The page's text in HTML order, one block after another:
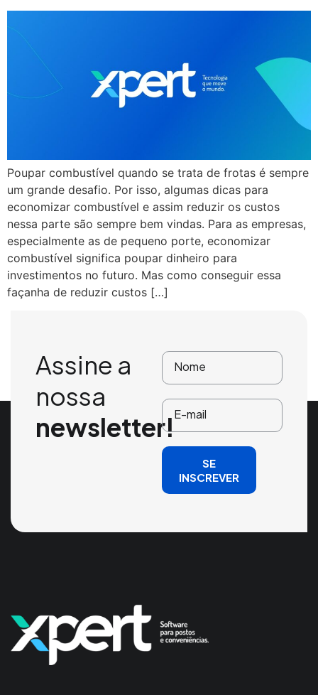
Poupar combustível quando se trata de frotas é sempre
um grande desafio. Por isso, algumas dicas para
economizar combustível e assim reduzir os custos
nessa parte são sempre bem vindas. Para as empresas,
especialmente as de pequeno porte, economizar
combustível significa poupar dinheiro para
investimentos no futuro. Mas como conseguir essa
façanha de reduzir custos […]
Assine a
nossa
newsletter!
SE
INSCREVER